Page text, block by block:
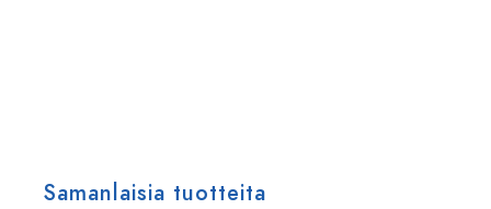
Samanlaisia tuotteita